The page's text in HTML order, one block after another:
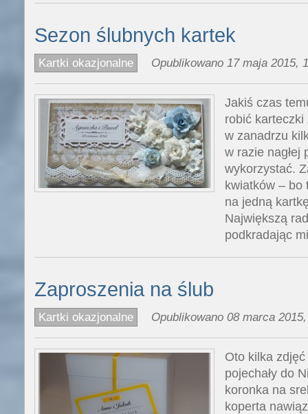
Sezon ślubnych kartek
Kartki okazjonalne Opublikowano 17 maja 2015,
Jakiś czas
robić karteczki
w zanadrzu
w razie nagłej
wykorzystać.
kwiatków – bo
na jedną
Największą
podkradając
Zaproszenia na ślub
Kartki okazjonalne Opublikowano 08 marca
Oto kilka
pojechały do
koronka na
koperta